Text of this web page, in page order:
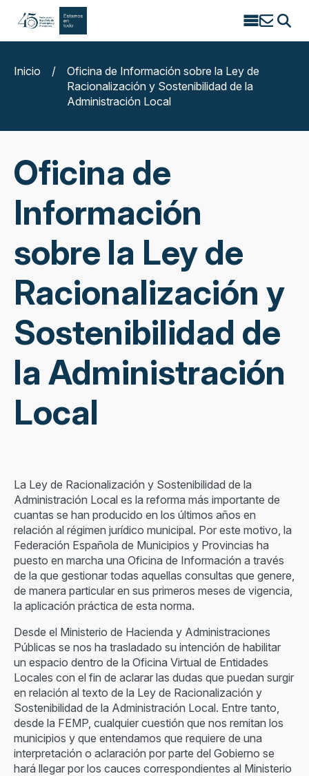
Search
Inicio
/
Oficina de Información sobre la Ley de
Racionalización y Sostenibilidad de la
Administración Local
Oficina de
Información
sobre la Ley de
Racionalización y
Sostenibilidad de
la Administración
Local
La Ley de Racionalización y Sostenibilidad de la
Administración Local es la reforma más importante de
cuantas se han producido en los últimos años en
relación al régimen jurídico municipal. Por este motivo, la
Federación Española de Municipios y Provincias ha
puesto en marcha una Oficina de Información a través
de la que gestionar todas aquellas consultas que genere,
de manera particular en sus primeros meses de vigencia,
la aplicación práctica de esta norma.
Desde el Ministerio de Hacienda y Administraciones
Públicas se nos ha trasladado su intención de habilitar
un espacio dentro de la Oficina Virtual de Entidades
Locales con el fin de aclarar las dudas que puedan surgir
en relación al texto de la Ley de Racionalización y
Sostenibilidad de la Administración Local. Entre tanto,
desde la FEMP, cualquier cuestión que nos remitan los
municipios y que entendamos que requiere de una
interpretación o aclaración por parte del Gobierno se
hará llegar por los cauces correspondientes al Ministerio